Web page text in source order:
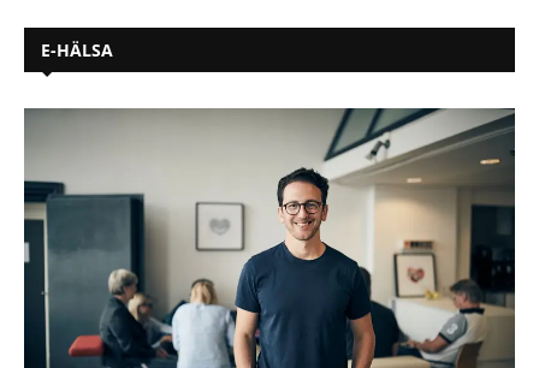
E-HÄLSA